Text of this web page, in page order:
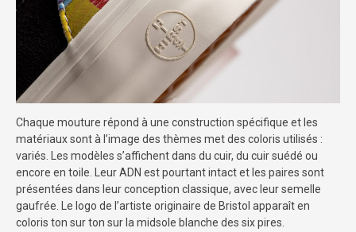
Chaque mouture répond à une construction spécifique et les
matériaux sont à l’image des thèmes met des coloris utilisés :
variés. Les modèles s’affichent dans du cuir, du cuir suédé ou
encore en toile. Leur ADN est pourtant intact et les paires sont
présentées dans leur conception classique, avec leur semelle
gaufrée. Le logo de l’artiste originaire de Bristol apparaît en
coloris ton sur ton sur la midsole blanche des six pires.